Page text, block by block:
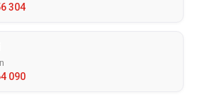
304
090